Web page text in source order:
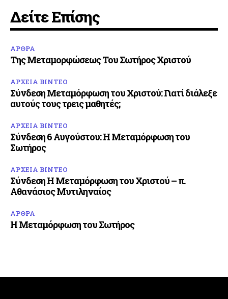
Δείτε Επίσης
ΑΡΘΡΑ
Της Μεταμορφώσεως Του Σωτήρος Χριστού
ΑΡΧΕΙΑ ΒΙΝΤΕΟ
Σύνδεση Μεταμόρφωση του Χριστού: Γιατί διάλεξε
αυτούς τους τρεις μαθητές;
ΑΡΧΕΙΑ ΒΙΝΤΕΟ
Σύνδεση 6 Αυγούστου: Η Μεταμόρφωση του
Σωτήρος
ΑΡΧΕΙΑ ΒΙΝΤΕΟ
Σύνδεση Η Μεταμόρφωση του Χριστού – π.
Αθανάσιος Μυτιληναίος
ΑΡΘΡΑ
Η Μεταμόρφωση του Σωτήρος